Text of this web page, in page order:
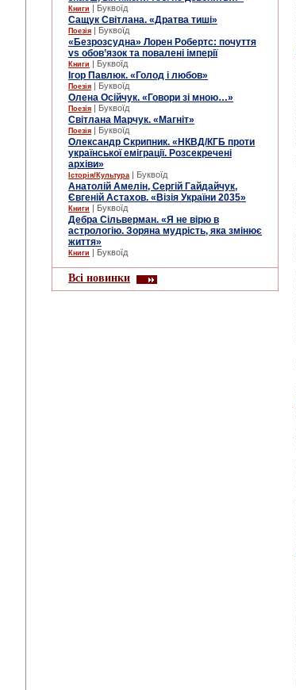
Книги | Буквоїд
Сащук Світлана. «Дратва тиші»
Поезія | Буквоїд
«Безрозсудна» Лорен Робертс: почуття
vs обов’язок та повалені імперії
Книги | Буквоїд
Ігор Павлюк. «Голод і любов»
Поезія | Буквоїд
Олена Осійчук. «Говори зі мною…»
Поезія | Буквоїд
Світлана Марчук. «Магніт»
Поезія | Буквоїд
Олександр Скрипник. «НКВД/КГБ проти
української еміграції. Розсекречені
архіви»
Історія/Культура | Буквоїд
Анатолій Амелін, Сергій Гайдайчук,
Євгеній Астахов. «Візія України 2035»
Книги | Буквоїд
Дебра Сільверман. «Я не вірю в
астрологію. Зоряна мудрість, яка змінює
життя»
Книги | Буквоїд
Всі новинки